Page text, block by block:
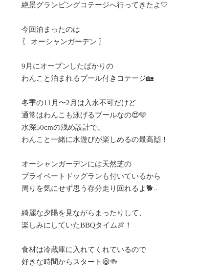
絶景グランピングコテージへ行ってきたよ🤍
今回泊まったのは
〖 オーシャンガーデン 〗
9月にオープンしたばかりの
わんこと泊まれるプール付きコテージ🏡
冬季の11月〜2月は入水不可だけど
通常はわんこも泳げるプールなの😍🩵
水深50cmの浅め設計で、
わんこと一緒に水遊びが楽しめるの最高🙌！
オーシャンガーデンには天然芝の
プライベートドッグランも付いているから
周りを気にせず思う存分走り回れるよ🐕˒˒
綺麗な夕陽を見ながらまったりして、
楽しみにしていたBBQタイム🍖！
食材は冷蔵庫に入れてくれているので
好きな時間からスタート😆🍻